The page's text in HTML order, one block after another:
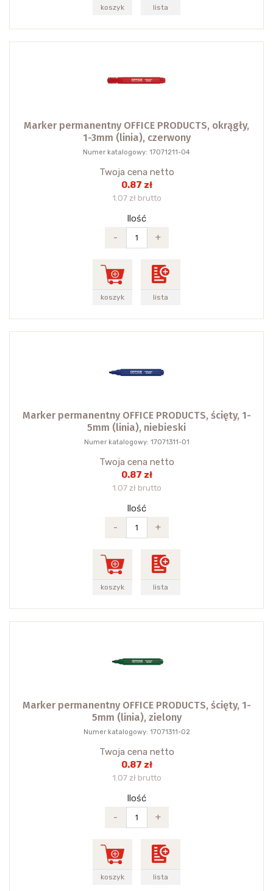
koszyk lista
Marker permanentny OFFICE PRODUCTS, okrągły,
1-3mm (linia), czerwony
Numer katalogowy: 17071211-04
Twoja cena netto
0.87 zł
1.07 zł brutto
Ilość
-
+
koszyk lista
Marker permanentny OFFICE PRODUCTS, ścięty, 1-
5mm (linia), niebieski
Numer katalogowy: 17071311-01
Twoja cena netto
0.87 zł
1.07 zł brutto
Ilość
-
+
koszyk lista
Marker permanentny OFFICE PRODUCTS, ścięty, 1-
5mm (linia), zielony
Numer katalogowy: 17071311-02
Twoja cena netto
0.87 zł
1.07 zł brutto
Ilość
-
+
koszyk lista